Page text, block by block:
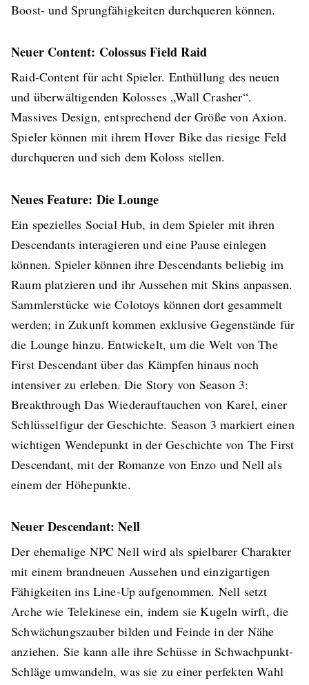
Boost- und Sprungfähigkeiten durchqueren können.
Neuer Content: Colossus Field Raid
Raid-Content für acht Spieler. Enthüllung des neuen
und überwältigenden Kolosses „Wall Crasher“.
Massives Design, entsprechend der Größe von Axion.
Spieler können mit ihrem Hover Bike das riesige Feld
durchqueren und sich dem Koloss stellen.
Neues Feature: Die Lounge
Ein spezielles Social Hub, in dem Spieler mit ihren
Descendants interagieren und eine Pause einlegen
können. Spieler können ihre Descendants beliebig im
Raum platzieren und ihr Aussehen mit Skins anpassen.
Sammlerstücke wie Colotoys können dort gesammelt
werden; in Zukunft kommen exklusive Gegenstände für
die Lounge hinzu. Entwickelt, um die Welt von The
First Descendant über das Kämpfen hinaus noch
intensiver zu erleben. Die Story von Season 3:
Breakthrough Das Wiederauftauchen von Karel, einer
Schlüsselfigur der Geschichte. Season 3 markiert einen
wichtigen Wendepunkt in der Geschichte von The First
Descendant, mit der Romanze von Enzo und Nell als
einem der Höhepunkte.
Neuer Descendant: Nell
Der ehemalige NPC Nell wird als spielbarer Charakter
mit einem brandneuen Aussehen und einzigartigen
Fähigkeiten ins Line-Up aufgenommen. Nell setzt
Arche wie Telekinese ein, indem sie Kugeln wirft, die
Schwächungszauber bilden und Feinde in der Nähe
anziehen. Sie kann alle ihre Schüsse in Schwachpunkt-
Schläge umwandeln, was sie zu einer perfekten Wahl